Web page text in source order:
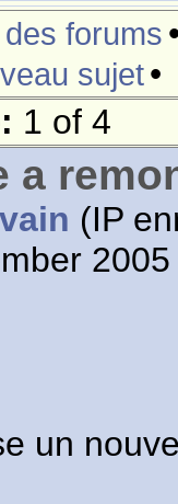
forums
sujet•
1 of 4
a
(IP
un